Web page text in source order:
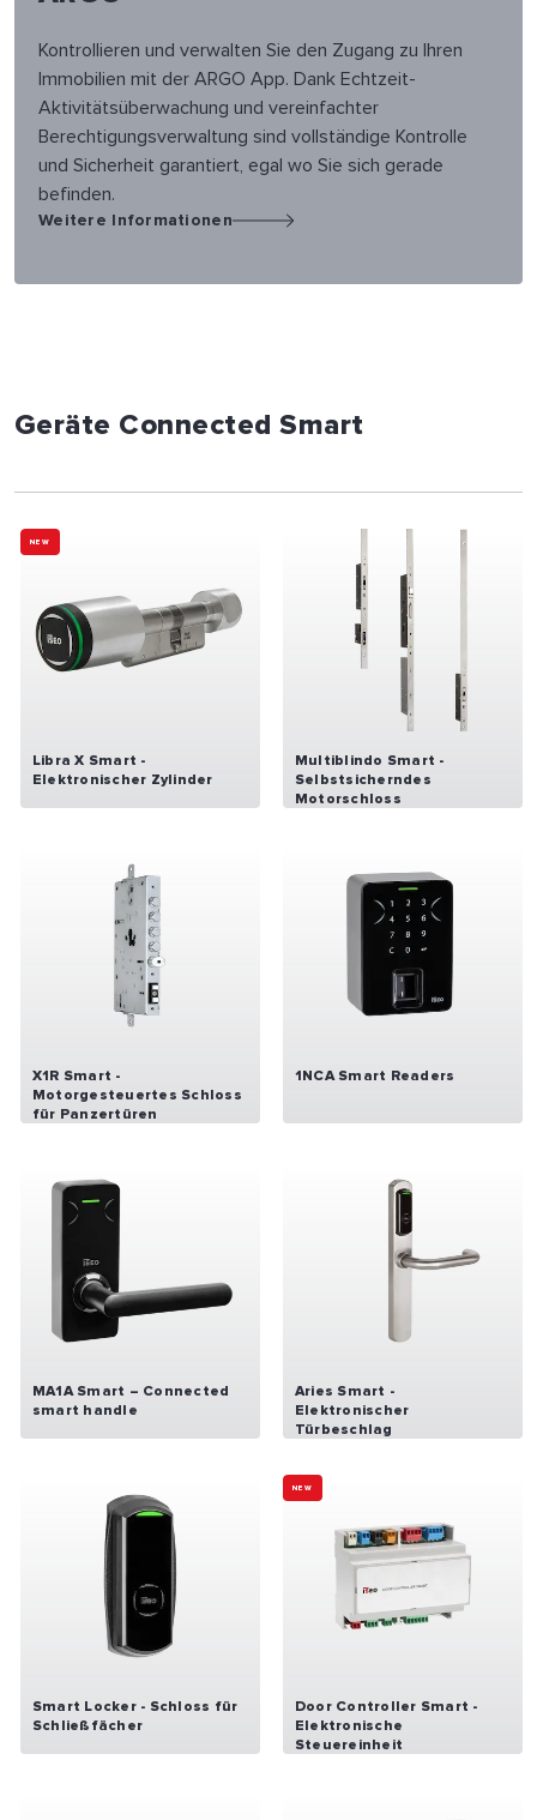
Kontrollieren und verwalten Sie den Zugang zu Ihren
Immobilien mit der ARGO App. Dank Echtzeit-
Aktivitätsüberwachung und vereinfachter
Berechtigungsverwaltung sind vollständige Kontrolle
und Sicherheit garantiert, egal wo Sie sich gerade
befinden.
Weitere Informationen
Geräte Connected Smart
Libra X Smart -
Elektronischer Zylinder
NEW
Multiblindo Smart -
Selbstsicherndes
Motorschloss
X1R Smart -
Motorgesteuertes Schloss
für Panzertüren
1NCA Smart Readers
MA1A Smart – Connected
smart handle
Aries Smart -
Elektronischer
Türbeschlag
Smart Locker - Schloss für
Schließfächer
Door Controller Smart -
Elektronische
Steuereinheit
NEW